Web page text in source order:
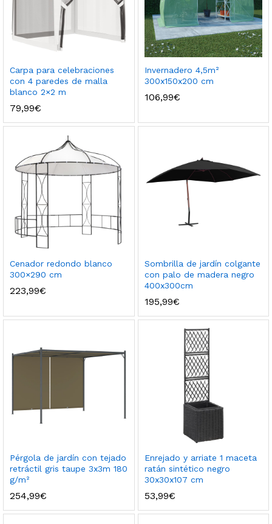
Carpa para celebraciones
con 4 paredes de malla
blanco 2×2 m
79,99€
Invernadero 4,5m²
300x150x200 cm
106,99€
Cenador redondo blanco
300×290 cm
223,99€
Sombrilla de jardín colgante
con palo de madera negro
400x300cm
195,99€
Pérgola de jardín con tejado
retráctil gris taupe 3x3m 180
g/m²
254,99€
Enrejado y arriate 1 maceta
ratán sintético negro
30x30x107 cm
53,99€